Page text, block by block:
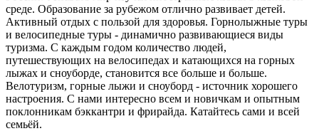
среде. Образование за рубежом отлично развивает детей.
Активный отдых с пользой для здоровья. Горнолыжные туры
и велосипедные туры - динамично развивающиеся виды
туризма. С каждым годом количество людей,
путешествующих на велосипедах и катающихся на горных
лыжах и сноуборде, становится все больше и больше.
Велотуризм, горные лыжи и сноуборд - источник хорошего
настроения. С нами интересно всем и новичкам и опытным
поклонникам бэккантри и фрирайда. Катайтесь сами и всей
семьёй.